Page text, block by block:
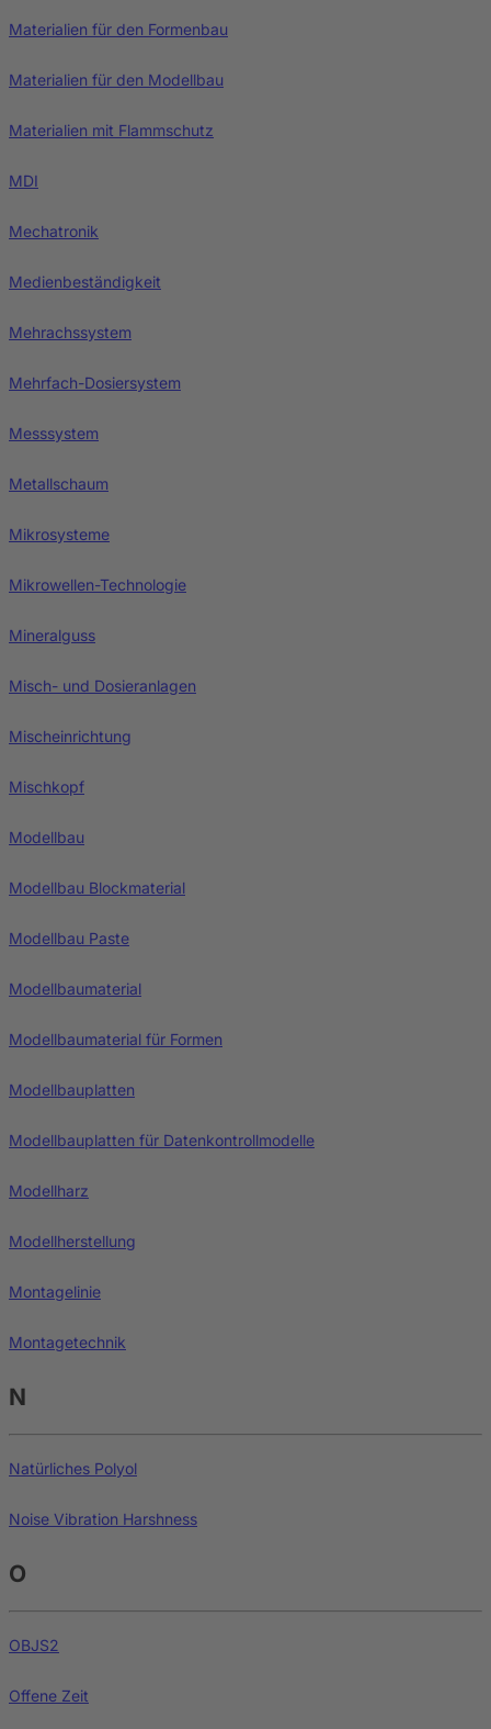
Materialien für den Formenbau
Materialien für den Modellbau
Materialien mit Flammschutz
MDI
Mechatronik
Medienbeständigkeit
Mehrachssystem
Mehrfach-Dosiersystem
Messsystem
Metallschaum
Mikrosysteme
Mikrowellen-Technologie
Mineralguss
Misch- und Dosieranlagen
Mischeinrichtung
Mischkopf
Modellbau
Modellbau Blockmaterial
Modellbau Paste
Modellbaumaterial
Modellbaumaterial für Formen
Modellbauplatten
Modellbauplatten für Datenkontrollmodelle
Modellharz
Modellherstellung
Montagelinie
Montagetechnik
N
Natürliches Polyol
Noise Vibration Harshness
O
OBJS2
Offene Zeit